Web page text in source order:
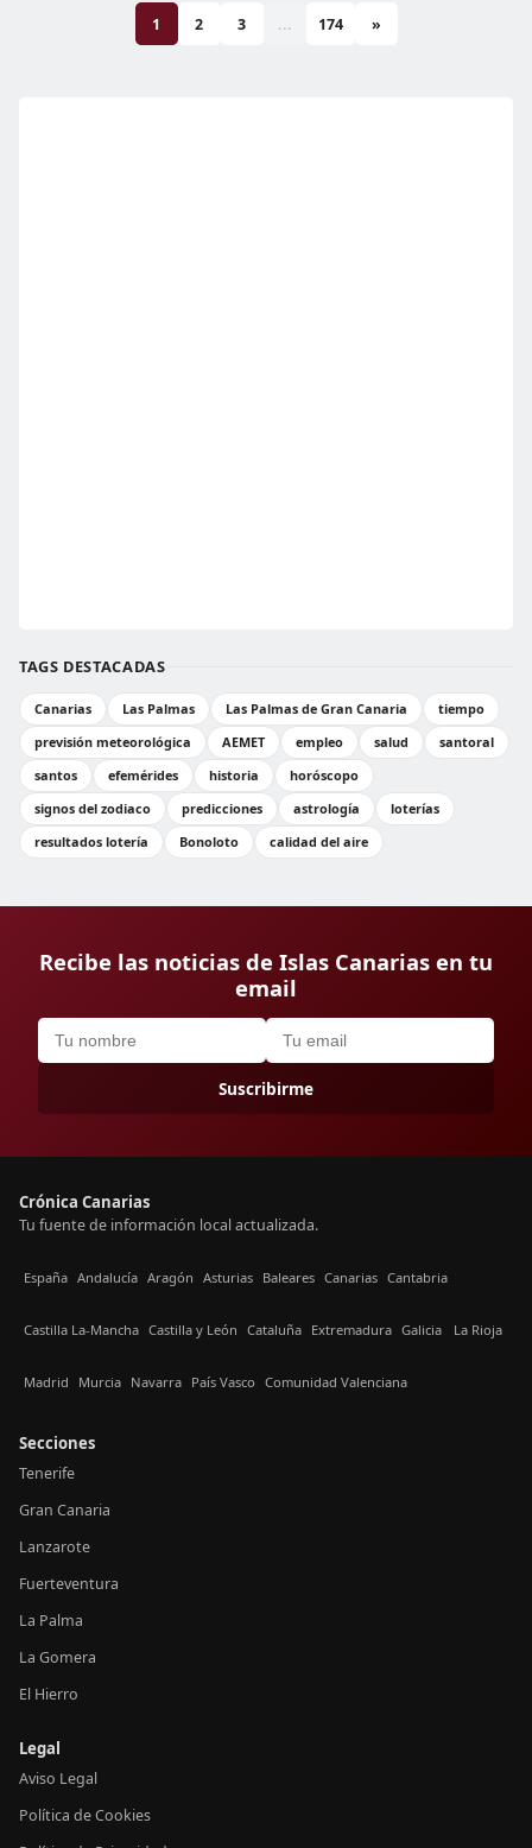
1 2 3 ... 174 »
TAGS DESTACADAS
Canarias Las Palmas Las Palmas de Gran Canaria
tiempo
previsión meteorológica
AEMET empleo salud
santoral
santos
efemérides historia
horóscopo
signos del zodiaco
predicciones astrología
loterías
resultados lotería
Bonoloto calidad del aire
Recibe las noticias de Islas Canarias en tu
email
Suscribirme
Crónica Canarias
Tu fuente de información local actualizada.
España Andalucía Aragón Asturias Baleares Canarias Cantabria
Castilla La-Mancha Castilla y León Cataluña Extremadura Galicia La Rioja
Madrid Murcia Navarra País Vasco Comunidad Valenciana
Secciones
Tenerife
Gran Canaria
Lanzarote
Fuerteventura
La Palma
La Gomera
El Hierro
Legal
Aviso Legal
Política de Cookies